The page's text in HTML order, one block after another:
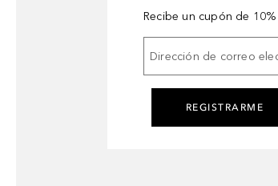
Recibe un cupón de
Dirección de correo
REGISTRARME